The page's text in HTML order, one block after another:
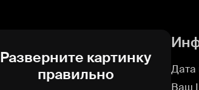
Разверните картинку
правильно
Дата
Ваш